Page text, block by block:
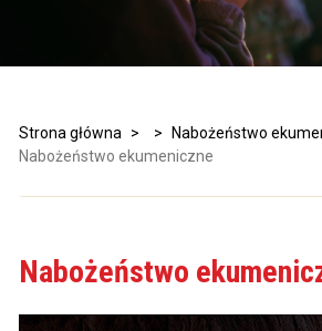
Strona główna > > Nabożeństwo
Nabożeństwo ekumeniczne
Nabożeństwo